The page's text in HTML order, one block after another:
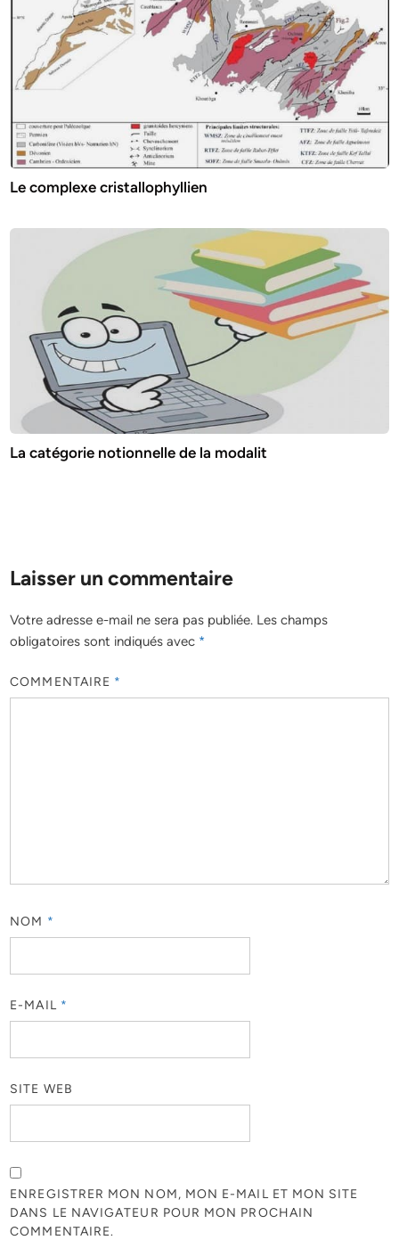
Le complexe cristallophyllien
La catégorie notionnelle de la modalit
Laisser un commentaire
Votre adresse e-mail ne sera pas publiée. Les champs
obligatoires sont indiqués avec *
COMMENTAIRE *
NOM *
E-MAIL *
SITE WEB
ENREGISTRER MON NOM, MON E-MAIL ET MON SITE
DANS LE NAVIGATEUR POUR MON PROCHAIN
COMMENTAIRE.